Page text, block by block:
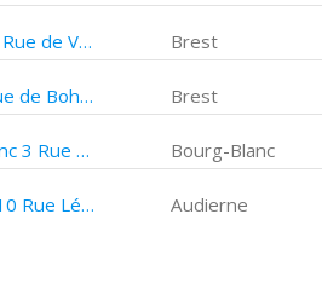
Crédit Mutuel Brest 122 Rue de Verdun Brest
Crédit Mutuel Brest 2 Rue de Bohars Brest
Crédit Mutuel Bourg-Blanc 3 Rue de Brest Bourg-Blanc
Crédit Mutuel Audierne 10 Rue Léon Gambetta Audierne